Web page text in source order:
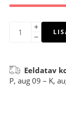
Eeldatav
P, aug 09 – K,